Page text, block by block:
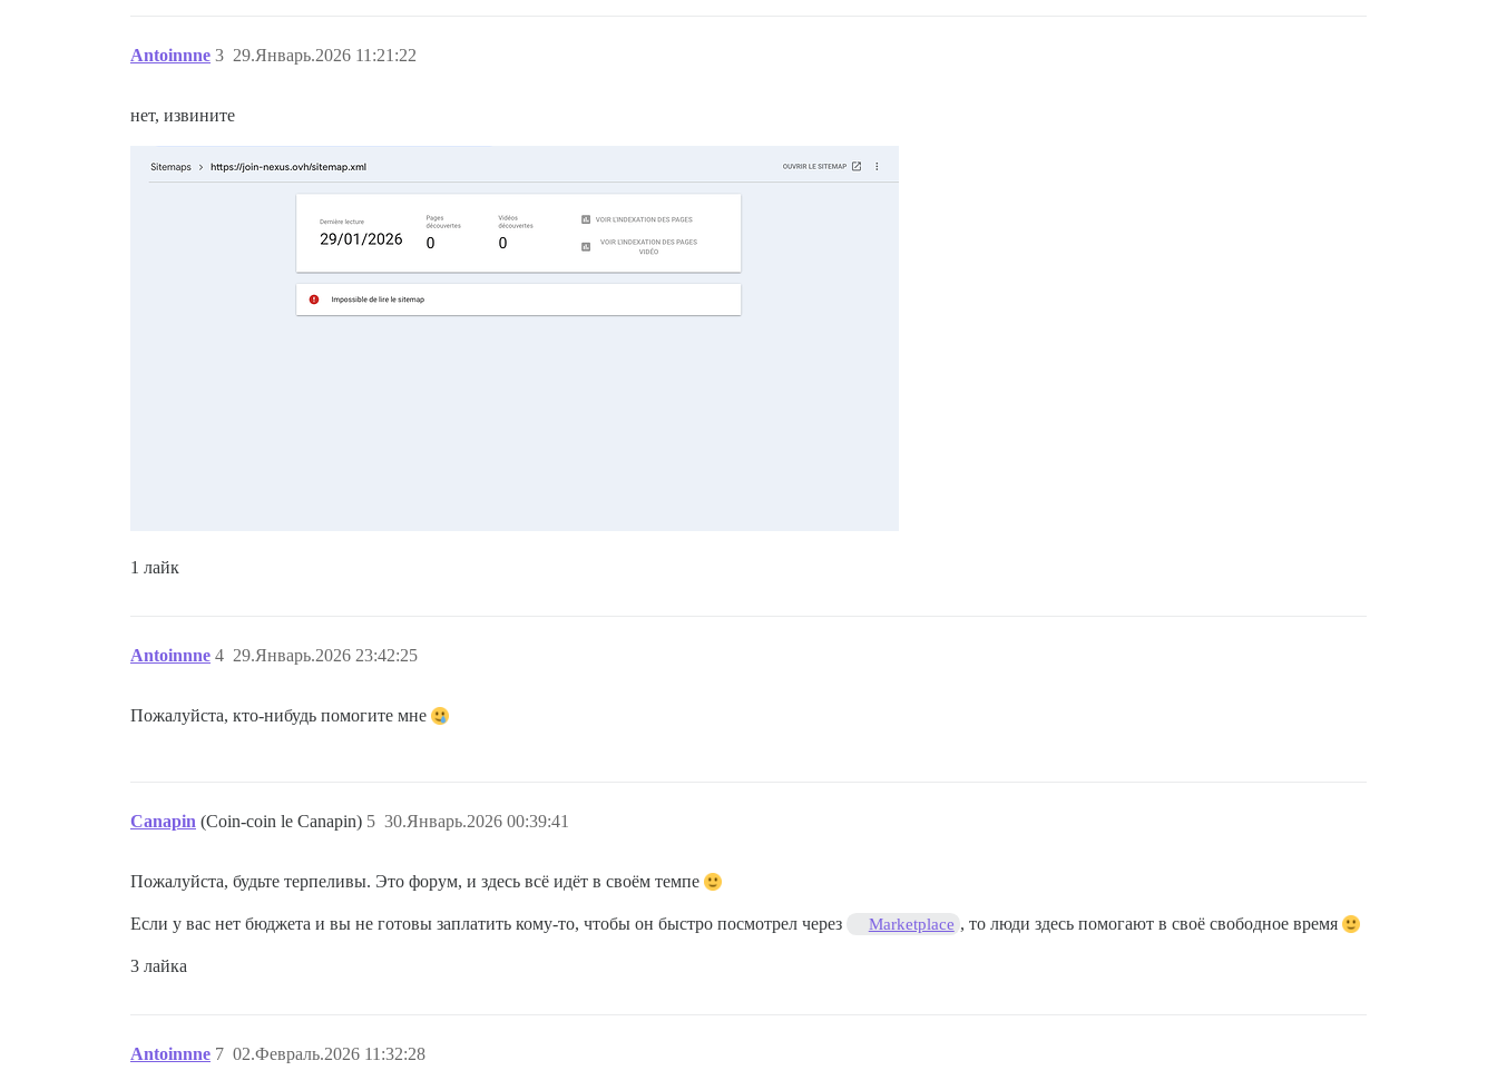
Antoinnne 29.Январь.2026 11:21:22
3
нет, извините
1 лайк
Antoinnne 29.Январь.2026 23:42:25
4
Пожалуйста, кто-нибудь помогите мне
Canapin (Coin-coin le Canapin) 30.Январь.2026 00:39:41
5
Пожалуйста, будьте терпеливы. Это форум, и здесь всё идёт в своём темпе
Если у вас нет бюджета и вы не готовы заплатить кому-то, чтобы он быстро посмотрел через Marketplace , то люди здесь помогают в своё свободное время
3 лайка
Antoinnne 02.Февраль.2026 11:32:28
7